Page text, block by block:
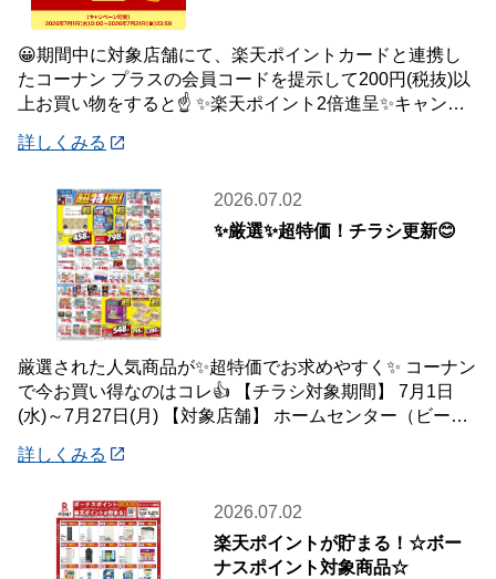
😀期間中に対象店舗にて、楽天ポイントカードと連携し
たコーナン プラスの会員コードを提示して200円(税抜)以
上お買い物をすると☝️ ✨楽天ポイント2倍進呈✨キャンペ
詳しくみる
2026.07.02
✨厳選✨超特価！チラシ更新😊
厳選された人気商品が✨超特価でお求めやすく✨ コーナン
で今お買い得なのはコレ👍 【チラシ対象期間】 7月1日
(水)～7月27日(月) 【対象店舗】 ホームセンター（ビーバ
詳しくみる
2026.07.02
楽天ポイントが貯まる！☆ボー
ナスポイント対象商品☆